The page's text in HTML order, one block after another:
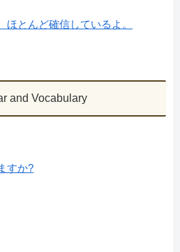
とんど確信しているよ。
and Vocabulary
すか?